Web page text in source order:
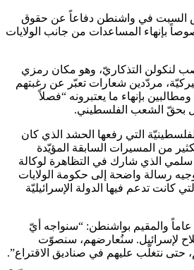
السبت في واشنطن دفاعاً عن حقوق
بإنهاء المساعدات من جانب الولايات
لنكولن التذكاريّ، وهو مكان رمزي
مردّدين شعارات تعبّر عن رغبتهم
بإنهاء ما يعتبرونه “فصلاً
بحقّ الشعب الفلسطيني.
التي رفعها الحشد الذي كان
من المسيرات السابقة المؤيّدة
الذي شارك في التظاهرة لوكالة
رسالة واضحة إلى حكومة الولايات
كانت تدعم فيها الدولة الإسرائيليّة
وأضاف المحامي البالغ 39 عاماً والمقيم بواشنطن: “سنواجه أيّ
لإسرائيل. سنُعارضهم، سنصوّت
نتغلّب عليهم في صناديق الاقتراع”.